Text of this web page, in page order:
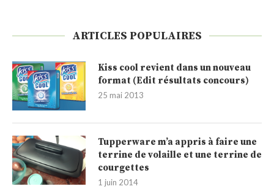
ARTICLES POPULAIRES
Kiss cool revient dans un nouveau
format (Edit résultats concours)
25 mai 2013
Tupperware m’a appris à faire une
terrine de volaille et une terrine de
courgettes
1 juin 2014